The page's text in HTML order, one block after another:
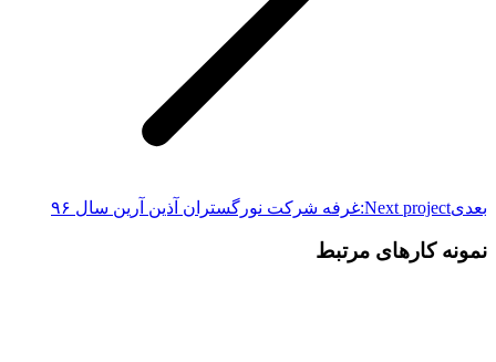
بعدیNext project: غرفه شرکت نورگستران آذین آرین سال ۹۶
نمونه کارهای مرتبط